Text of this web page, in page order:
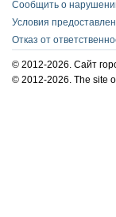
Сообщить о
Условия
Отказ от
© 2012-2026. Сайт
© 2012-2026. The site